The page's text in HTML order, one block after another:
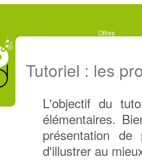
Offres
Tutoriel : les
L'objectif du
élémentaires.
présentation
d'illustrer au